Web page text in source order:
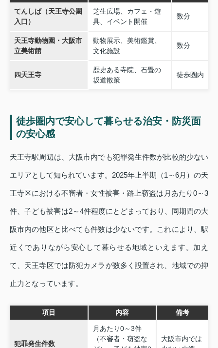
てんしば（天王寺公園
入口）
芝生広場、カフェ・遊
具、イベント開催
数分
天王寺動物園・大阪市
立美術館
動物展示、美術鑑賞、
文化施設
数分
四天王寺
歴史ある寺院、石畳の
坂道散策
徒歩圏内
徒歩圏内で安心して暮らせる治安・防災面
の安心感
天王寺駅周辺は、大阪市内でも犯罪発生件数が比較的少ない
エリアとして知られています。2025年上半期（1～6月）の天
王寺区における不審者・女性被害・路上窃盗は月あたり0～3
件、子ども被害は2～4件程度にとどまっており、同期間の大
阪市内の他区と比べても件数は少ないです。これにより、駅
近くでありながら安心して暮らせる地域といえます。加え
て、天王寺区では防犯カメラが数多く設置され、地域での抑
止力となっています。
項目 内容 備考
犯罪発生件数
月あたり0～3件
（不審者・窃盗な
大阪市内では